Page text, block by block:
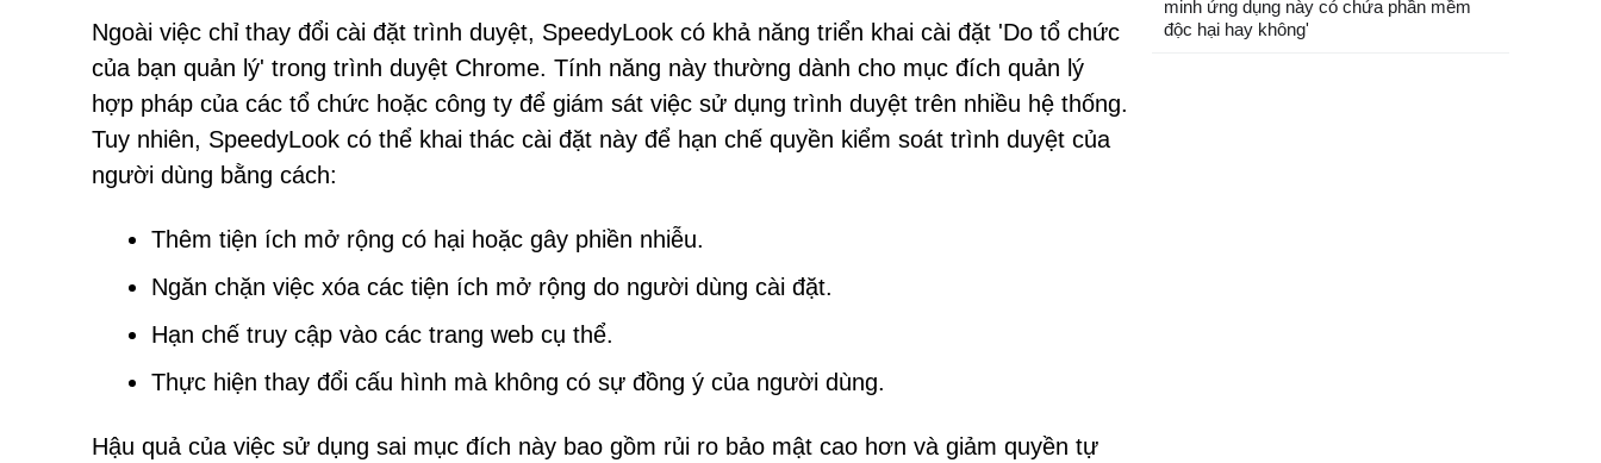
Ngoài việc chỉ thay đổi cài đặt trình duyệt, SpeedyLook có khả năng triển khai cài đặt 'Do tổ chức
của bạn quản lý' trong trình duyệt Chrome. Tính năng này thường dành cho mục đích quản lý
hợp pháp của các tổ chức hoặc công ty để giám sát việc sử dụng trình duyệt trên nhiều hệ thống.
Tuy nhiên, SpeedyLook có thể khai thác cài đặt này để hạn chế quyền kiểm soát trình duyệt của
người dùng bằng cách:
Thêm tiện ích mở rộng có hại hoặc gây phiền nhiễu.
Ngăn chặn việc xóa các tiện ích mở rộng do người dùng cài đặt.
Hạn chế truy cập vào các trang web cụ thể.
Thực hiện thay đổi cấu hình mà không có sự đồng ý của người dùng.
Hậu quả của việc sử dụng sai mục đích này bao gồm rủi ro bảo mật cao hơn và giảm quyền tự
minh ứng dụng này có chứa phần mềm
độc hại hay không'